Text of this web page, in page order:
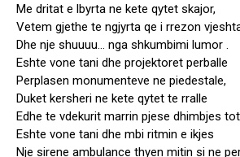
Me dritat e lbyrta ne kete qytet skajor,
Vetem gjethe te ngjyrta qe i rrezon
Dhe nje shuuuu… nga shkumbimi lumor .
Eshte vone tani dhe projektoret perballe
Perplasen monumenteve ne piedestale,
Duket kersheri ne kete qytet te rralle
Edhe te vdekurit marrin pjese dhimbjes
Eshte vone tani dhe mbi ritmin e ikjes
Nje sirene ambulance thyen mitin si ne